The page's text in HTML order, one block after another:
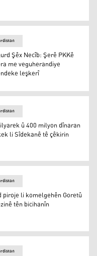
vekirin
me
Şêx Necîb: Şerê PKKê
me veguherandiye
leşkerî
û 400 milyon dînaran
li Sîdekanê tê çêkirin
û Mezinê tên bicihanîn
piroje li komelgehên Goretû
tên bicihanîn